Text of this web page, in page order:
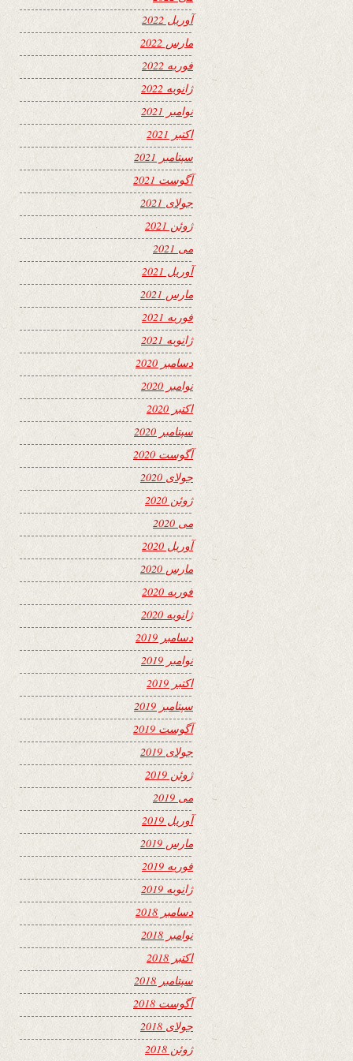
آوریل 2022
مارس 2022
فوریه 2022
ژانویه 2022
نوامبر 2021
اکتبر 2021
سپتامبر 2021
آگوست 2021
جولای 2021
ژوئن 2021
می 2021
آوریل 2021
مارس 2021
فوریه 2021
ژانویه 2021
دسامبر 2020
نوامبر 2020
اکتبر 2020
سپتامبر 2020
آگوست 2020
جولای 2020
ژوئن 2020
می 2020
آوریل 2020
مارس 2020
فوریه 2020
ژانویه 2020
دسامبر 2019
نوامبر 2019
اکتبر 2019
سپتامبر 2019
آگوست 2019
جولای 2019
ژوئن 2019
می 2019
آوریل 2019
مارس 2019
فوریه 2019
ژانویه 2019
دسامبر 2018
نوامبر 2018
اکتبر 2018
سپتامبر 2018
آگوست 2018
جولای 2018
ژوئن 2018